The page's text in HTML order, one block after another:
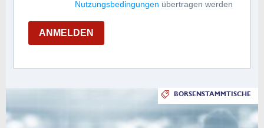
Nutzungsbedingungen übertragen werden
ANMELDEN
BÖRSENSTAMMTISCHE